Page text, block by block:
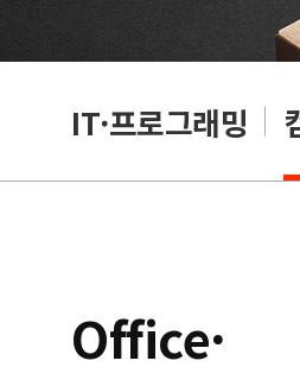
IT·프로그래밍
Office·